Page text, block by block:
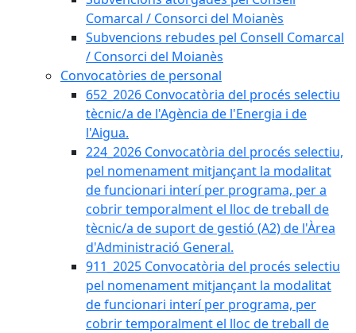
Comarcal / Consorci del Moianès
Subvencions rebudes pel Consell Comarcal
/ Consorci del Moianès
Convocatòries de personal
652_2026 Convocatòria del procés selectiu
tècnic/a de l'Agència de l'Energia i de
l'Aigua.
224_2026 Convocatòria del procés selectiu,
pel nomenament mitjançant la modalitat
de funcionari interí per programa, per a
cobrir temporalment el lloc de treball de
tècnic/a de suport de gestió (A2) de l'Àrea
d'Administració General.
911_2025 Convocatòria del procés selectiu
pel nomenament mitjançant la modalitat
de funcionari interí per programa, per
cobrir temporalment el lloc de treball de